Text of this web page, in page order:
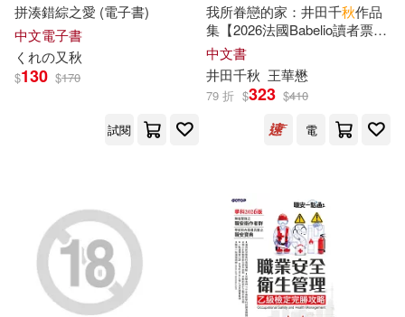
秋葉(15) 蕭中剛(15)
大熊由護(14) 徐英洲(14)
手塚治虫(14) 秋本翼(14)
曲一線(13) 林摶秋(13)
王曉秋(13) 秋山祥子(13)
台灣東販(42)
高等教育出版社(42)
中國人民大學出版社(41)
慕客館(41)
上海交通大學出版社(40)
拼湊錯綜之愛 (電子書)
中文電子書
くれの又秋
$130 $170
試閱
我所眷戀的家：井田千秋作品
集【2026法國Babelio讀者票選
獎漫畫部門大獎得主續作!】
中文書
井田千秋 王華懋
79 折 $323 $410
電